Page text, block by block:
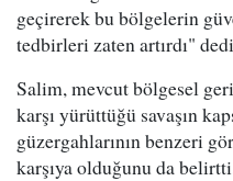
geçirerek bu bölgelerin
tedbirleri zaten artırdı"
Salim, mevcut bölgesel
karşı yürüttüğü savaşın
güzergahlarının benzeri
karşıya olduğunu da